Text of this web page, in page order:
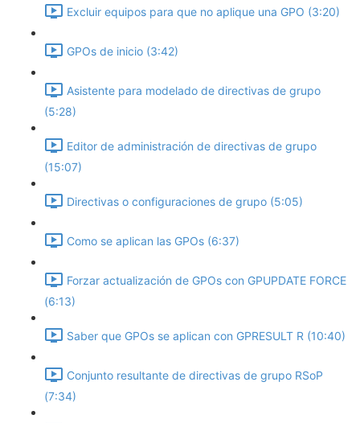
Excluir equipos para que no aplique una GPO (3:20)
GPOs de inicio (3:42)
Asistente para modelado de directivas de grupo
(5:28)
Editor de administración de directivas de grupo
(15:07)
Directivas o configuraciones de grupo (5:05)
Como se aplican las GPOs (6:37)
Forzar actualización de GPOs con GPUPDATE FORCE
(6:13)
Saber que GPOs se aplican con GPRESULT R (10:40)
Conjunto resultante de directivas de grupo RSoP
(7:34)